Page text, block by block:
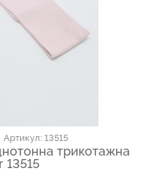
Артикул: 13515
трикотажна
13515